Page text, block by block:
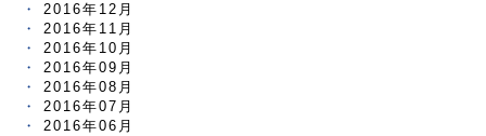
2016年12月
2016年11月
2016年10月
2016年09月
2016年08月
2016年07月
2016年06月